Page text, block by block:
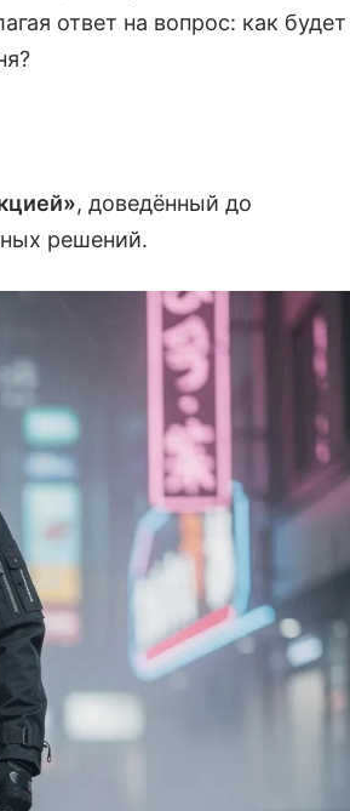
ответ на вопрос: как будет
, доведённый до
решений.